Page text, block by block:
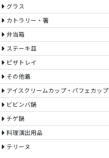
グラス
カトラリー・箸
弁当箱
ステーキ皿
ピザトレイ
その他蓋
アイスクリームカップ・パフェカップ
ビビンバ鍋
チゲ鍋
料理演出用品
テリーヌ